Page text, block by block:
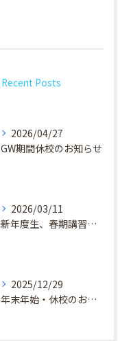
Recent Posts
2026/04/27
GW期間休校のお知らせ
2026/03/11
新年度生、春期講習生 受付中！
2025/12/29
年末年始・休校のお知らせ